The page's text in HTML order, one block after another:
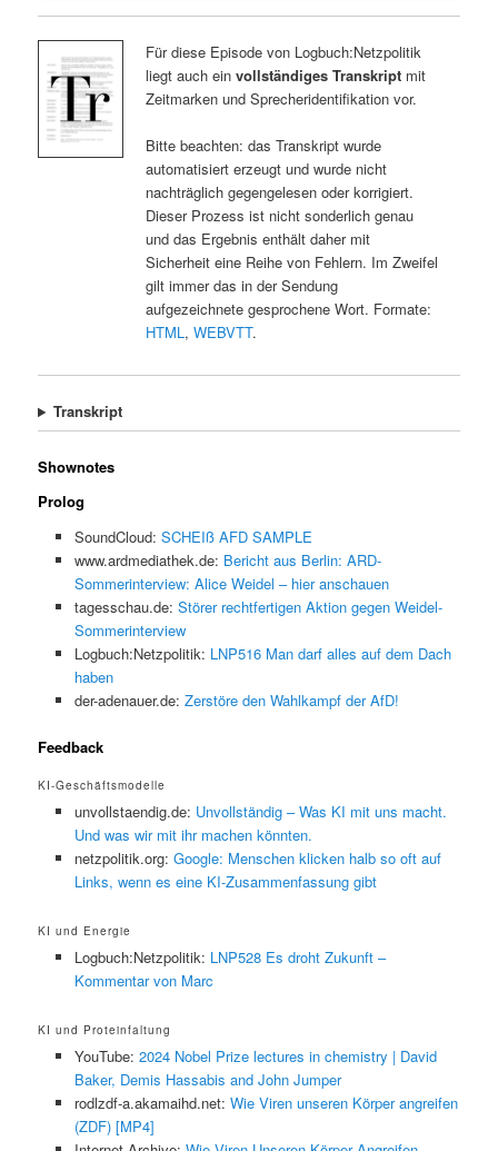
Für diese Episode von Logbuch:Netzpolitik
liegt auch ein vollständiges Transkriptmit
Zeitmarken und Sprecheridentifikation vor.
Bitte beachten: das Transkript wurde
automatisiert erzeugt und wurde nicht
nachträglich gegengelesen oder korrigiert.
Dieser Prozess ist nicht sonderlich genau
und das Ergebnis enthält daher mit
Sicherheit eine Reihe von Fehlern. Im Zweifel
gilt immer das in der Sendung
aufgezeichnete gesprochene Wort. Formate:
HTML, WEBVTT.
Transkript
Shownotes
Prolog
SoundCloud: SCHEIß AFD SAMPLE
www.ardmediathek.de: Bericht aus Berlin: ARD-
Sommerinterview: Alice Weidel – hier anschauen
tagesschau.de: Störer rechtfertigen Aktion gegen Weidel-
Sommerinterview
Logbuch:Netzpolitik: LNP516 Man darf alles auf dem Dach
haben
der-adenauer.de: Zerstöre den Wahlkampf der AfD!
Feedback
KI-Geschäftsmodelle
unvollstaendig.de: Unvollständig – Was KI mit uns macht.
Und was wir mit ihr machen könnten.
netzpolitik.org: Google: Menschen klicken halb so oft auf
Links, wenn es eine KI-Zusammenfassung gibt
KI und Energie
Logbuch:Netzpolitik: LNP528 Es droht Zukunft –
Kommentar von Marc
KI und Proteinfaltung
YouTube: 2024 Nobel Prize lectures in chemistry | David
Baker, Demis Hassabis and John Jumper
rodlzdf-a.akamaihd.net: Wie Viren unseren Körper angreifen
(ZDF) [MP4]